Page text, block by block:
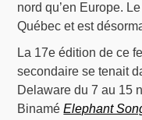
nord qu’en Europe.
Québec et est
La 17e édition de ce
secondaire se tenait
Delaware du 7 au 15
BinaméElephant